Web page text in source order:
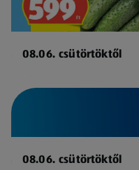
08.06. csütörtöktől
08.06. csütörtöktől